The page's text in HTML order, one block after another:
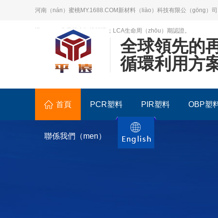
河南（nán）蜜桃MY.1688.COM新材料（liào）科技有限公（gōng）
證；BSCI商業社會標準認證；LCA生命周（zhōu）期認證。
全球領先的
循環利用方
首頁 PCR塑料 PIR塑料 OBP塑
聯係我們（men）